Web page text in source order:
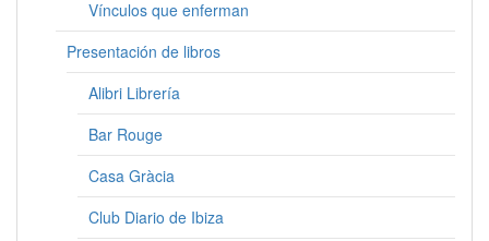
Vínculos que enferman
Presentación de libros
Alibri Librería
Bar Rouge
Casa Gràcia
Club Diario de Ibiza